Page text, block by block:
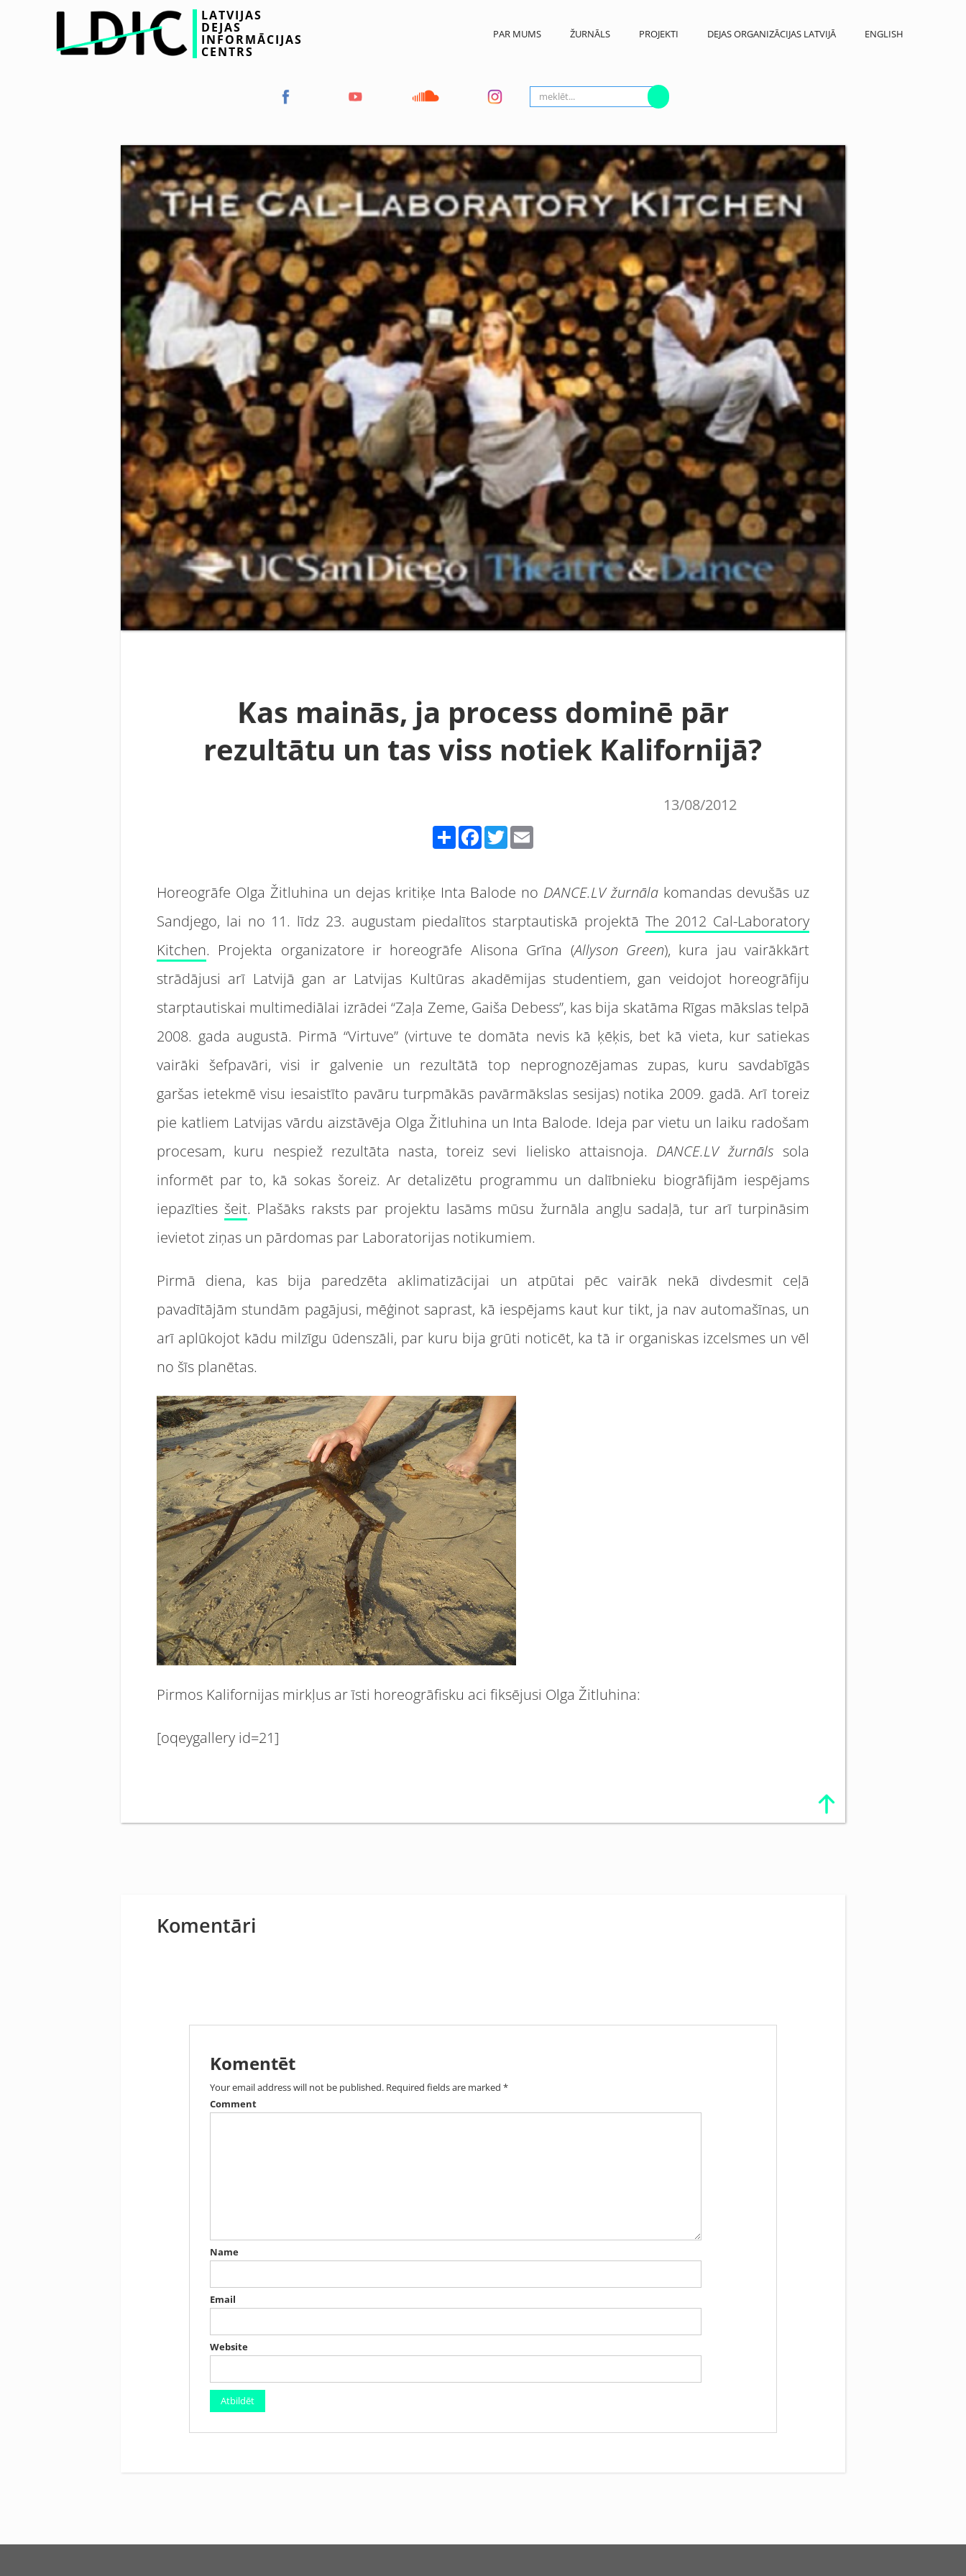
LATVIJAS
DEJAS
INFORMĀCIJAS
CENTRS
PAR MUMS ŽURNĀLS PROJEKTI DEJAS ORGANIZĀCIJAS LATVIJĀ ENGLISH
Kas mainās, ja process dominē pār
rezultātu un tas viss notiek Kalifornijā?
13/08/2012
Share FacebookTwitter
Horeogrāfe Olga Žitluhina un dejas kritiķe Inta Balode no DANCE.LV žurnāla komandas devušās uz
Sandjego, lai no 11. līdz 23. augustam piedalītos starptautiskā projektā The 2012 Cal-Laboratory
Kitchen. Projekta organizatore ir horeogrāfe Alisona Grīna (Allyson Green), kura jau vairākkārt
strādājusi arī Latvijā gan ar Latvijas Kultūras akadēmijas studentiem, gan veidojot horeogrāfiju
starptautiskai multimediālai izrādei “Zaļa Zeme, Gaiša Debess”, kas bija skatāma Rīgas mākslas telpā
2008. gada augustā. Pirmā “Virtuve” (virtuve te domāta nevis kā ķēķis, bet kā vieta, kur satiekas
vairāki šefpavāri, visi ir galvenie un rezultātā top neprognozējamas zupas, kuru savdabīgās
garšas ietekmē visu iesaistīto pavāru turpmākās pavārmākslas sesijas) notika 2009. gadā. Arī toreiz
pie katliem Latvijas vārdu aizstāvēja Olga Žitluhina un Inta Balode. Ideja par vietu un laiku radošam
procesam, kuru nespiež rezultāta nasta, toreiz sevi lielisko attaisnoja. DANCE.LV žurnāls sola
informēt par to, kā sokas šoreiz. Ar detalizētu programmu un dalībnieku biogrāfijām iespējams
iepazīties šeit. Plašāks raksts par projektu lasāms mūsu žurnāla angļu sadaļā, tur arī turpināsim
ievietot ziņas un pārdomas par Laboratorijas notikumiem.
Pirmā diena, kas bija paredzēta aklimatizācijai un atpūtai pēc vairāk nekā divdesmit ceļā
pavadītājām stundām pagājusi, mēģinot saprast, kā iespējams kaut kur tikt, ja nav automašīnas, un
arī aplūkojot kādu milzīgu ūdenszāli, par kuru bija grūti noticēt, ka tā ir organiskas izcelsmes un vēl
no šīs planētas.
Pirmos Kalifornijas mirkļus ar īsti horeogrāfisku aci fiksējusi Olga Žitluhina:
[oqeygallery id=21]
Komentāri
Komentēt
Your email address will not be published. Required fields are marked *
Comment
Name
Email
Website